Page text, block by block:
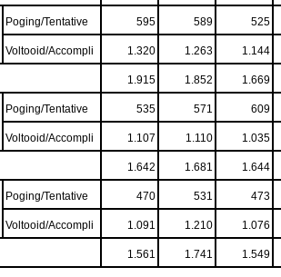
Poging/Tentative 595 589 525
Voltooid/Accompli 1.320 1.263 1.144
1.915 1.852 1.669
Poging/Tentative 535 571 609
Voltooid/Accompli 1.107 1.110 1.035
1.642 1.681 1.644
Poging/Tentative 470 531 473
Voltooid/Accompli 1.091 1.210 1.076
1.561 1.741 1.549